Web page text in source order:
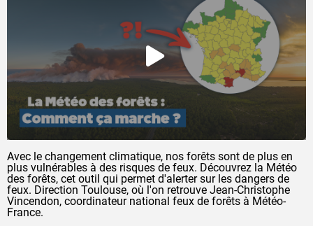
Avec le changement climatique, nos forêts sont de plus en
plus vulnérables à des risques de feux. Découvrez la Météo
des forêts, cet outil qui permet d'alerter sur les dangers de
feux. Direction Toulouse, où l'on retrouve Jean-Christophe
Vincendon, coordinateur national feux de forêts à Météo-
France.